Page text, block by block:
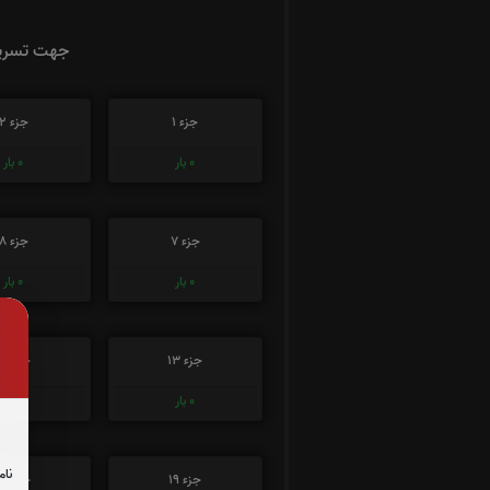
جهت
جزء 1
0 بار
جزء 2
0 بار
جزء 7
0 بار
جزء 8
0 بار
جزء 13
0 بار
جزء 14
0بار
جزء 19
جزء 20